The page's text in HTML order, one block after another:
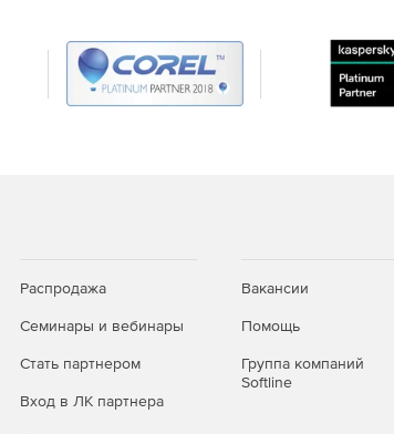
Распродажа
Семинары и вебинары
Стать партнером
Вход в ЛК партнера
Вакансии
Помощь
Группа компаний
Softline